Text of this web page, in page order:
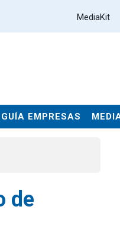
MediaKit
GUÍA EMPRESAS
de